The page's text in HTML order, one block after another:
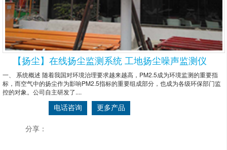
【扬尘】在线扬尘监测系统 工地扬尘噪声监测仪
一、 系统概述 随着我国对环境治理要求越来越高，PM2.5成为环境监测的重要指
标，而空气中的扬尘作为影响PM2.5指标的重要组成部分，也成为各级环保部门监
控的对象。公司自主研发了....
电话咨询 更多产品
分享：